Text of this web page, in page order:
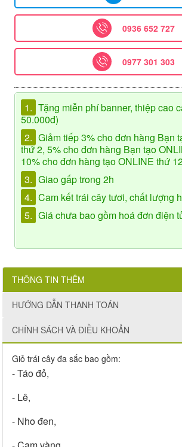
0936 652 727
0977 301 303
1. Tặng miễn phí banner, thiệp cao
50.000đ)
2. Giảm tiếp 3% cho đơn hàng Bạn
thứ 2, 5% cho đơn hàng Bạn tạo
10% cho đơn hàng tạo ONLINE thứ
3. Giao gấp trong 2h
4. Cam kết trái cây tươi, chất lượng
5. Giá chưa bao gồm hoá đơn điện
THÔNG TIN THÊM
HƯỚNG DẪN THANH TOÁN
CHÍNH SÁCH VÀ ĐIỀU KHOẢN
Giỏ trái cây đa sắc bao gồm:
- Táo đỏ,
- Lê,
- Nho đen,